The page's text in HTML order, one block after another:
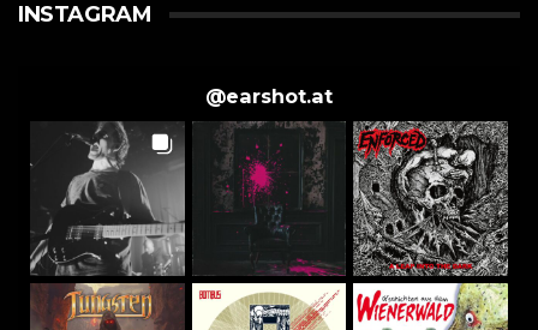
INSTAGRAM
@earshot.at